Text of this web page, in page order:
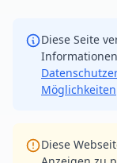
Diese Seite
Möglichkeiten
Diese